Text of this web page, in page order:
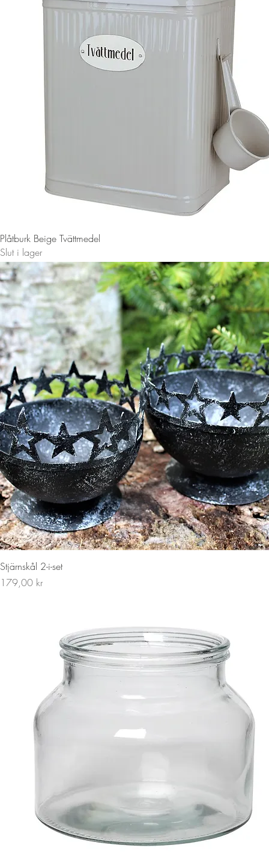
Plåtburk Beige Tvättmedel
Slut i lager
Stjärnskål 2-i-set
Pris
179,00 kr